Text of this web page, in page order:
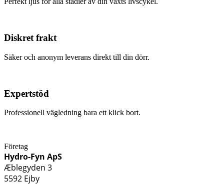
Diskret frakt
Säker och anonym leverans direkt till din dörr.
Expertstöd
Professionell vägledning bara ett klick bort.
Företag
Hydro-Fyn ApS
Æblegyden 3
5592 Ejby